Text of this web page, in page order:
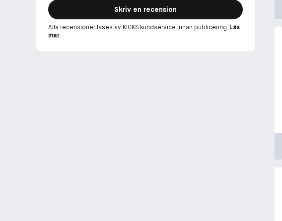
Skriv en recension
Alla recensioner läses av KICKS kundservice innan publicering. Läs
mer